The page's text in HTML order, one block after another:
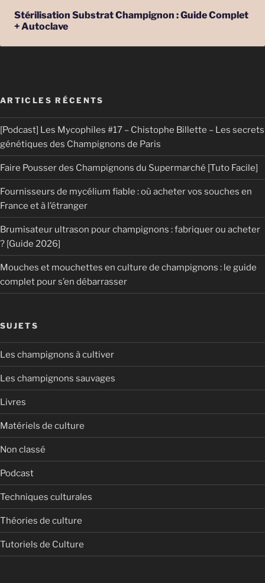
Stérilisation Substrat Champignon : Guide Complet
+ Autoclave
ARTICLES RÉCENTS
[Podcast] Les Mycophiles #17 – Chistophe Billette – Les secrets
génétiques des Champignons de Paris
Faire Pousser des Champignons du Supermarché [Tuto Facile]
Fournisseurs de mycélium fiable : où acheter vos souches en
France et à l’étranger
Brumisateur ultrason pour champignons : fabriquer ou acheter
? [Guide 2026]
Mouches et mouchettes en culture de champignons : le guide
complet pour s’en débarrasser
SUJETS
Les champignons à cultiver
Les champignons sauvages
Livres
Matériels de culture
Non classé
Podcast
Techniques culturales
Théories de culture
Tutoriels de Culture